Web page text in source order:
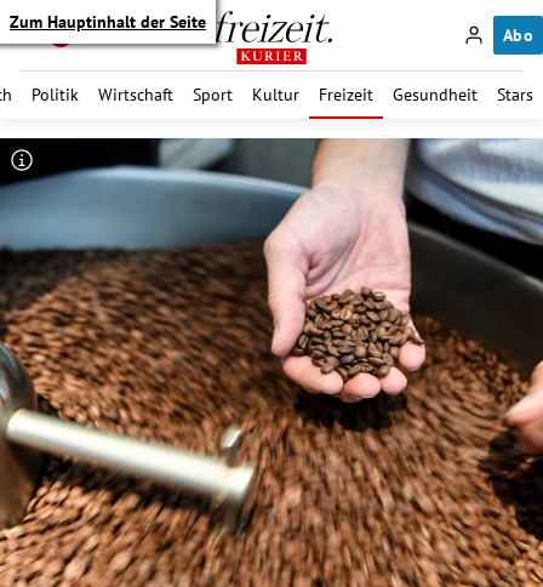
Zum Hauptinhalt der Seite
Abo
Politik Wirtschaft Sport Kultur Freizeit Gesundheit Stars
Untermenü
Untermenü